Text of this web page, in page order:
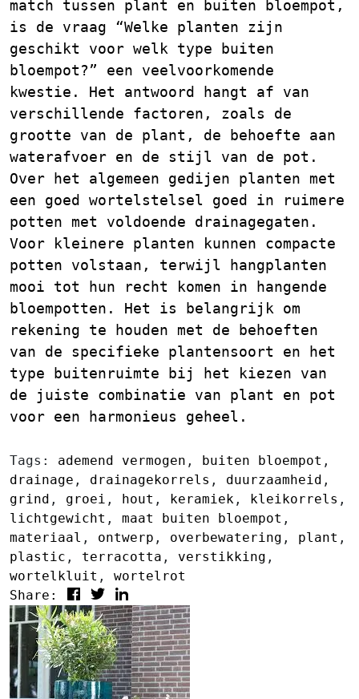
match tussen plant en buiten bloempot,
is de vraag “Welke planten zijn
geschikt voor welk type buiten
bloempot?” een veelvoorkomende
kwestie. Het antwoord hangt af van
verschillende factoren, zoals de
grootte van de plant, de behoefte aan
waterafvoer en de stijl van de pot.
Over het algemeen gedijen planten met
een goed wortelstelsel goed in ruimere
potten met voldoende drainagegaten.
Voor kleinere planten kunnen compacte
potten volstaan, terwijl hangplanten
mooi tot hun recht komen in hangende
bloempotten. Het is belangrijk om
rekening te houden met de behoeften
van de specifieke plantensoort en het
type buitenruimte bij het kiezen van
de juiste combinatie van plant en pot
voor een harmonieus geheel.
Tags: ademend vermogen , buiten bloempot ,
drainage , drainagekorrels , duurzaamheid ,
grind , groei , hout , keramiek , kleikorrels ,
lichtgewicht , maat buiten bloempot ,
materiaal , ontwerp , overbewatering , plant ,
plastic , terracotta , verstikking ,
wortelkluit , wortelrot
Share: